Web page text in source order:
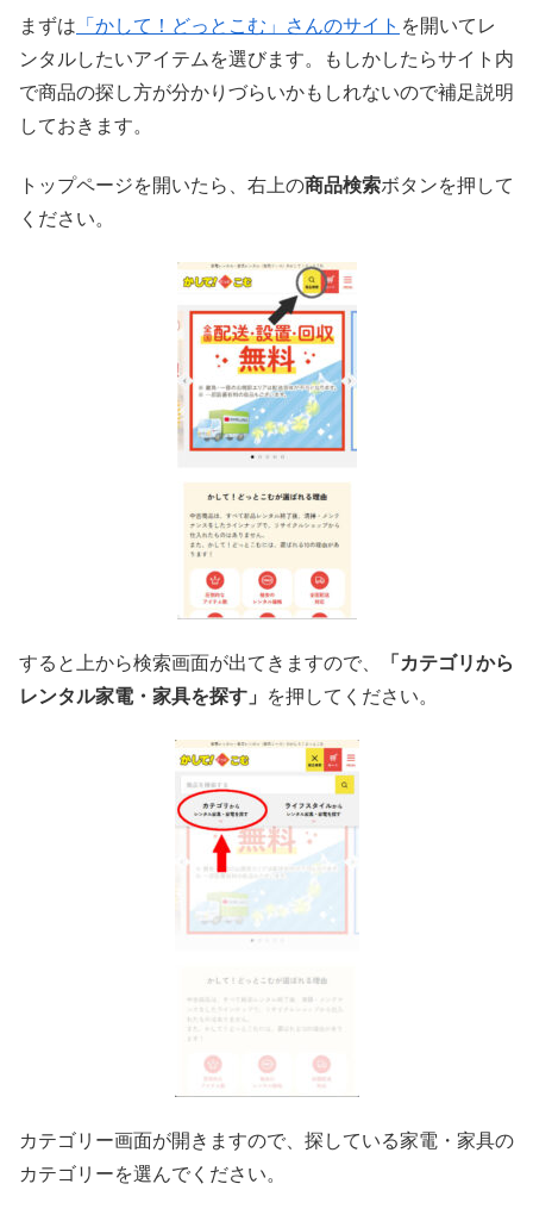
まずは 「かして！どっとこむ」さんのサイト を開いてレ
ンタルしたいアイテムを選びます。もしかしたらサイト内
で商品の探し方が分かりづらいかもしれないので補足説明
しておきます。
トップページを開いたら、右上の商品検索ボタンを押して
ください。
すると上から検索画面が出てきますので、
「カテゴリから
レンタル家電・家具を探す」
を押してください。
カテゴリー画面が開きますので、探している家電・家具の
カテゴリーを選んでください。